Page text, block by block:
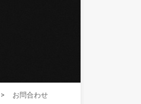
> お問合わせ